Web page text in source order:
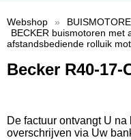
Webshop »
BECKER buismotoren met
afstandsbediende rolluik
Becker R40-17-
De factuur ontvangt U
overschrijven via Uw